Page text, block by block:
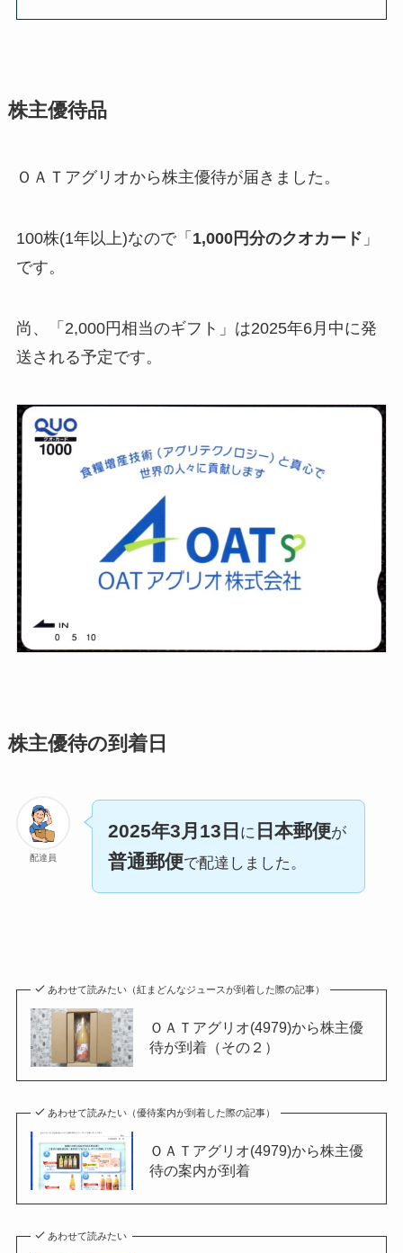
株主優待品
ＯＡＴアグリオから株主優待が届きました。
100株(1年以上)なので「 1,000円分のクオカード 」
です。
尚、「2,000円相当のギフト」は2025年6月中に発
送される予定です。
株主優待の到着日
配達員
2025年3月13日 に 日本郵便が
普通郵便で配達しました。
あわせて読みたい（紅まどんなジュースが到着した際の記事）
ＯＡＴアグリオ(4979)から株主優
待が到着（その２）
あわせて読みたい（優待案内が到着した際の記事）
ＯＡＴアグリオ(4979)から株主優
待の案内が到着
あわせて読みたい